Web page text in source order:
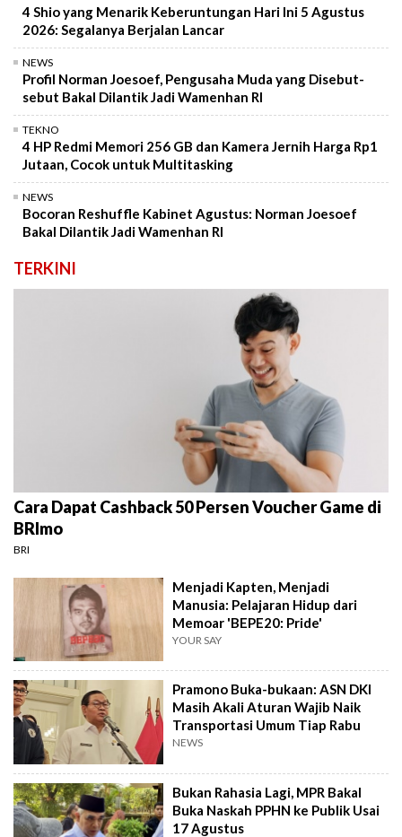
4 Shio yang Menarik Keberuntungan Hari Ini 5 Agustus
2026: Segalanya Berjalan Lancar
NEWS
Profil Norman Joesoef, Pengusaha Muda yang Disebut-
sebut Bakal Dilantik Jadi Wamenhan RI
TEKNO
4 HP Redmi Memori 256 GB dan Kamera Jernih Harga Rp1
Jutaan, Cocok untuk Multitasking
NEWS
Bocoran Reshuffle Kabinet Agustus: Norman Joesoef
Bakal Dilantik Jadi Wamenhan RI
TERKINI
Cara Dapat Cashback 50 Persen Voucher Game di
BRImo
BRI
Menjadi Kapten, Menjadi
Manusia: Pelajaran Hidup dari
Memoar 'BEPE20: Pride'
YOUR SAY
Pramono Buka-bukaan: ASN DKI
Masih Akali Aturan Wajib Naik
Transportasi Umum Tiap Rabu
NEWS
Bukan Rahasia Lagi, MPR Bakal
Buka Naskah PPHN ke Publik Usai
17 Agustus